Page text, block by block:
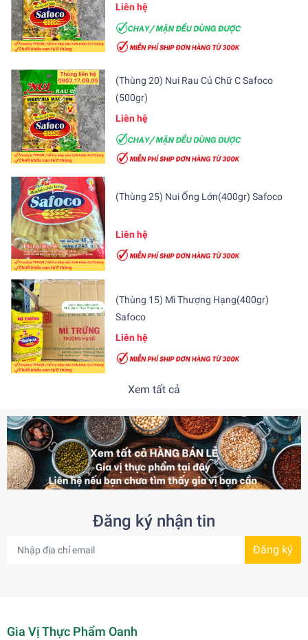
Liên hệ
(Thùng 20) Nui Rau Củ Chữ C Safoco
(500gr)
Liên hệ
(Thùng 25) Nui Ống Lớn(400gr) Safoco
Liên hệ
(Thùng 15) Mì Thượng Hạng(400gr)
Safoco
Liên hệ
Xem tất cả
Đăng ký nhận tin
Đăng ký
Gia Vị Thực Phẩm Oanh